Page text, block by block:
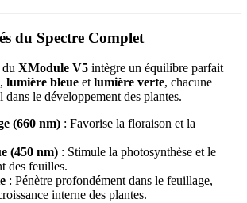
du Spectre Complet
XModule V5 intègre un équilibre parfait
, lumière bleue et lumière verte, chacune
le développement des plantes.
(660 nm) : Favorise la floraison et la
(450 nm) : Stimule la photosynthèse et le
des feuilles.
: Pénètre profondément dans le feuillage,
interne des plantes.